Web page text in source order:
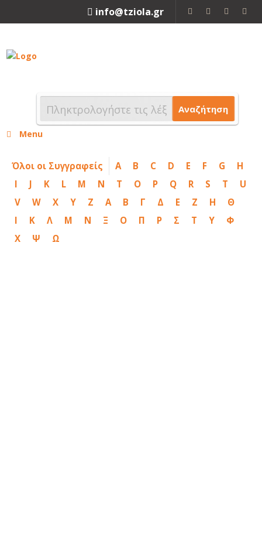
info@tziola.gr
Αναζήτηση
Menu
Όλοι οι Συγγραφείς A B C D E F G
H
I
J K L M N T O P Q R S T
U
V
W X Y Z Α Β Γ Δ Ε Ζ Η
Θ
Ι
Κ Λ Μ Ν Ξ Ο Π Ρ Σ Τ Υ
Φ
Χ
Ψ Ω